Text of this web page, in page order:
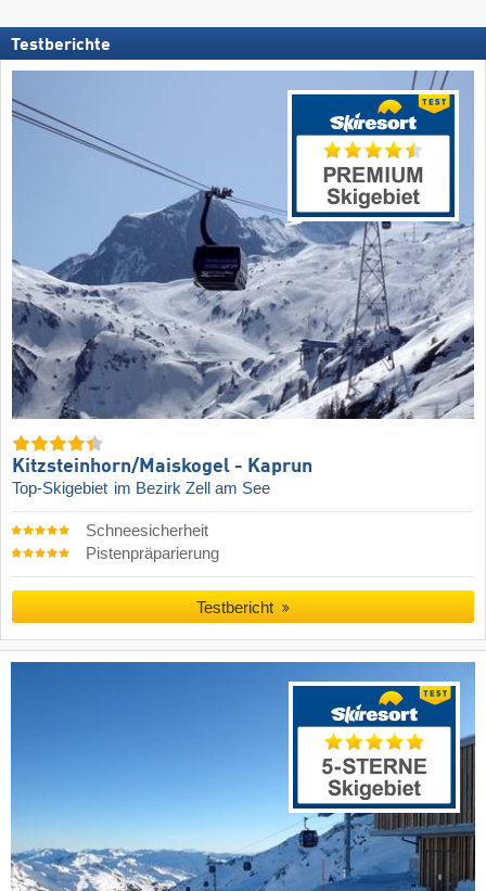
Testberichte
Kitzsteinhorn/​Maiskogel - Kaprun
Top-Skigebiet im Bezirk Zell am See
Schneesicherheit
Pistenpräparierung
Testbericht